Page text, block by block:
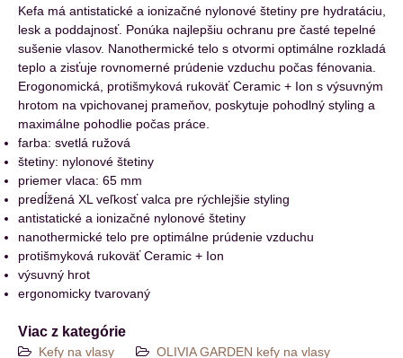
Kefa má antistatické a ionizačné nylonové štetiny pre hydratáciu,
lesk a poddajnosť. Ponúka najlepšiu ochranu pre časté tepelné
sušenie vlasov. Nanothermické telo s otvormi optimálne rozkladá
teplo a zisťuje rovnomerné prúdenie vzduchu počas fénovania.
Erogonomická, protišmyková rukoväť Ceramic + Ion s výsuvným
hrotom na vpichovanej prameňov, poskytuje pohodlný styling a
maximálne pohodlie počas práce.
farba: svetlá ružová
štetiny: nylonové štetiny
priemer vlaca: 65 mm
predĺžená XL veľkosť valca pre rýchlejšie styling
antistatické a ionizačné nylonové štetiny
nanothermické telo pre optimálne prúdenie vzduchu
protišmyková rukoväť Ceramic + Ion
výsuvný hrot
ergonomicky tvarovaný
Viac z kategórie
Kefy na vlasy OLIVIA GARDEN kefy na vlasy